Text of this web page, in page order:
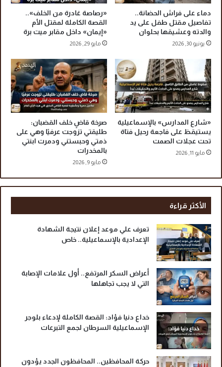
ة
ا
ل
خ
ب
ا
ل
م
د
ع
و
ت
ل
ت
م
و
ي
ي
ث
ي
ر
ا
ل
غ
ض
ب
ى
ف
ا
ج
ع
ة
ر
ح
ي
ل
ف
ت
ا
ة
ت
ا
ت
ا
ل
ص
ت
دماء على فراش الحضانة..
تفاصيل مقتل طفل على يد
والدته وعشيقها بحلوان
يونيو 30, 2026
«رصاصة غادرة من الخلف»..
القصة الكاملة لمقتل الأم
«إيمان» داخل مقابر ميت برة
مايو 29, 2026
«شارع المدارس» بالإسماعيلية
يستيقظ على فاجعة رحيل فتاة
تحت عجلات الصمت
مايو 11, 2026
صرخة قاضٍ خلف القضبان:
طليقتي تزوجت عرفيًا وهي على
ذمتي وحبستني ودمرت ابنتي
بالمخدرات
مايو 9, 2026
الأكثر قراءة
تعرف علي موعد إعلان نتيجة الشهادة
الإعدادية بالإسماعيلية.. خاص
أعراض السكر المرتفع.. أول علامات الإصابة
التي لا يجب تجاهلها
خداع دنيا فؤاد: القصة الكاملة لإدعاء بلوجر
الإسماعيلية السرطان لجمع التبرعات
حركة المحافظين.. المحافظون الجدد يؤدون